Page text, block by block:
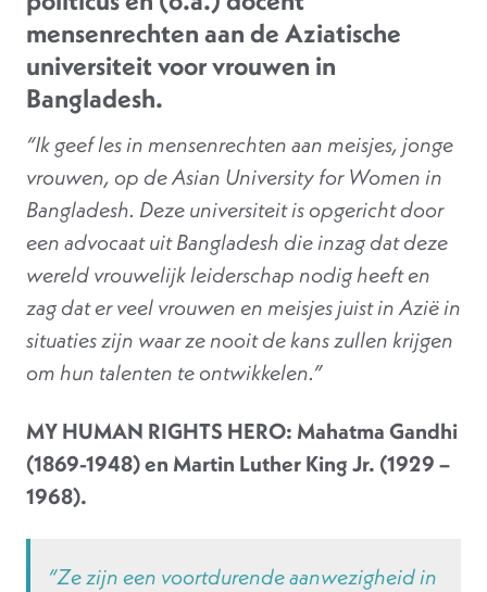
mensenrechten aan de Aziatische
universiteit voor vrouwen in
Bangladesh.
“Ik geef les in mensenrechten aan meisjes, jonge
vrouwen, op de Asian University for Women in
Bangladesh. Deze universiteit is opgericht door
een advocaat uit Bangladesh die inzag dat deze
wereld vrouwelijk leiderschap nodig heeft en
zag dat er veel vrouwen en meisjes juist in Azië in
situaties zijn waar ze nooit de kans zullen krijgen
om hun talenten te ontwikkelen.”
MY HUMAN RIGHTS HERO: Mahatma Gandhi
(1869-1948) en Martin Luther King Jr. (1929 –
1968).
“Ze zijn een voortdurende aanwezigheid in